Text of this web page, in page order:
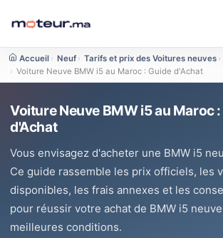
Accueil › Neuf › Tarifs et prix des Voitures neuves ›
› Voiture Neuve BMW i5 au Maroc : Guide d'Achat
Voiture Neuve BMW i5 au Maroc
d'Achat
Vous envisagez d'acheter une BMW i5
Ce guide rassemble les prix officiels, les
disponibles, les frais annexes et les
pour réussir votre achat de BMW i5
meilleures conditions.